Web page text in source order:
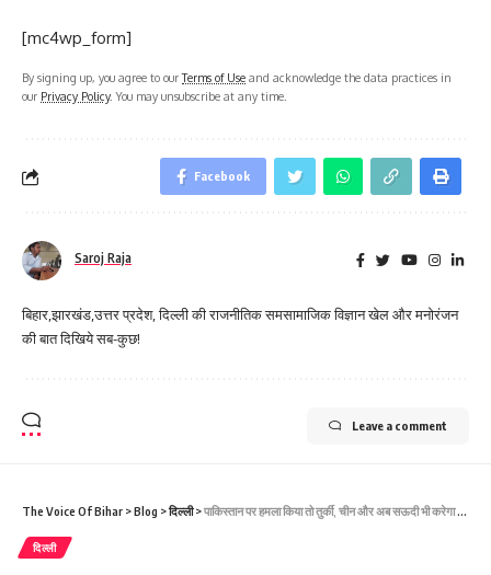
[mc4wp_form]
By signing up, you agree to ourTerms of Use and acknowledge the data practices in
our Privacy Policy. You may unsubscribe at any time.
Facebook
Saroj Raja
बिहार,झारखंड,उत्तर प्रदेश, दिल्ली की राजनीतिक समसामाजिक विज्ञान खेल और मनोरंजन
की बात दिखिये सब-कुछ!
Leave a comment
The Voice Of Bihar >Blog >दिल्ली>पाकिस्तान पर हमला किया तो तुर्की, चीन और अब सऊदी भी करेगा पलटवार? एक्सपर्ट ने क्यों कहा- भारत को जवाबी हमला करने से कोई नहीं रोक सकता
दिल्ली